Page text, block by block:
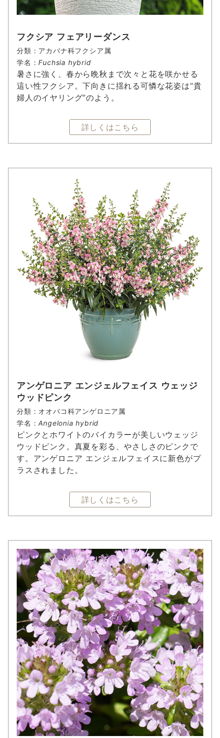
フクシア フェアリーダンス
分類：アカバナ科フクシア属
学名：Fuchsia hybrid
暑さに強く、春から晩秋まで次々と花を咲かせる
這い性フクシア。下向きに揺れる可憐な花姿は“貴
婦人のイヤリング”のよう。
詳しくはこちら
アンゲロニア エンジェルフェイス ウェッジ
ウッドピンク
分類：オオバコ科アンゲロニア属
学名：Angelonia hybrid
ピンクとホワイトのバイカラーが美しいウェッジ
ウッドピンク。真夏を彩る、やさしさのピンクで
す。アンゲロニア エンジェルフェイスに新色がプ
ラスされました。
詳しくはこちら